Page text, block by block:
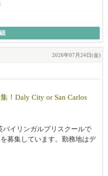
2026年07月24日(金)
！Daly City or San Carlos
バイリンガルプリスクールで
募集しています。勤務地はデ